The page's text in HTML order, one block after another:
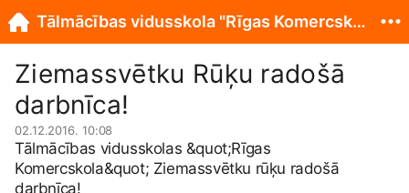
Ziemassvētku Rūķu radošā
darbnīca!
02.12.2016. 10:08
Tālmācības vidusskolas &quot;Rīgas
Komercskola&quot; Ziemassvētku rūķu radošā
darbnīca!
Tālmācības vidusskola "Rīgas Komercskola"